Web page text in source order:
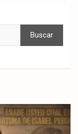
Buscar